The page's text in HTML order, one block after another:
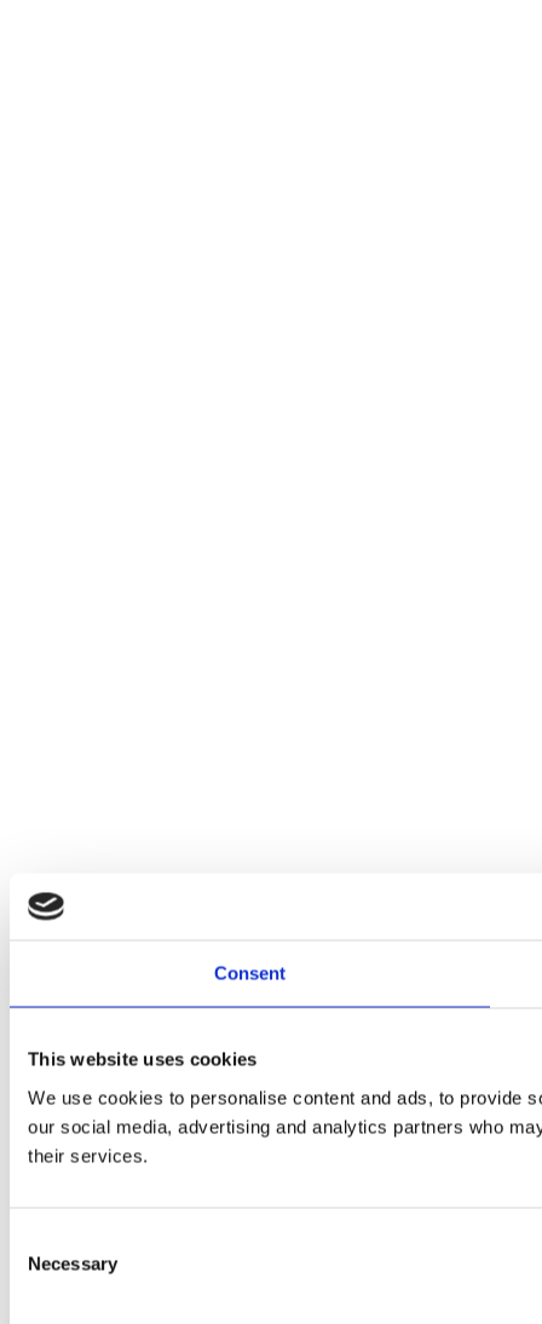
Consent
This website uses cookies
We use cookies to personalise content and ads, to provide
our social media, advertising and analytics partners who
their services.
Selection
Necessary